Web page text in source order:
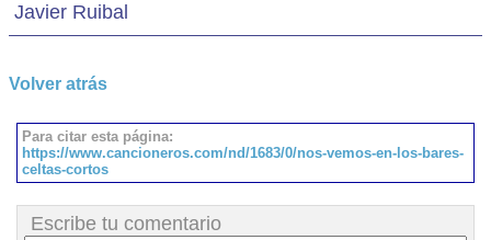
Javier Ruibal
Volver atrás
Para citar esta página:
https://www.cancioneros.com/nd/1683/0/nos-vemos-en-los-bares-
celtas-cortos
Escribe tu comentario